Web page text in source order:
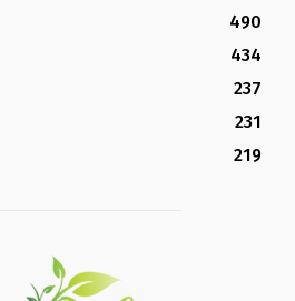
490
434
237
231
219